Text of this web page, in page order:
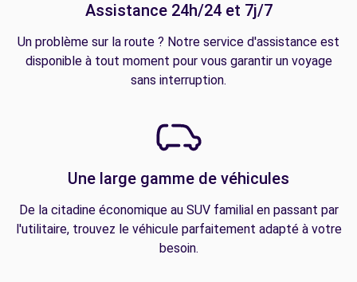
Assistance 24h/24 et 7j/7
Un problème sur la route ? Notre service d'assistance est
disponible à tout moment pour vous garantir un voyage
sans interruption.
Une large gamme de véhicules
De la citadine économique au SUV familial en passant par
l'utilitaire, trouvez le véhicule parfaitement adapté à votre
besoin.